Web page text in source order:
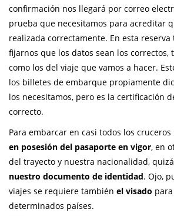
confirmación nos llegará por correo
prueba que necesitamos para acreditar
realizada correctamente. En esta reserva
fijarnos que los datos sean los correctos,
como los del viaje que vamos a hacer.
los billetes de embarque propiamente
los necesitamos, pero es la certificación
correcto.
Para embarcar en casi todos los
en posesión del pasaporte en vigor, en
del trayecto y nuestra nacionalidad,
nuestro documento de identidad. Ojo,
viajes se requiere también el visado
determinados países.